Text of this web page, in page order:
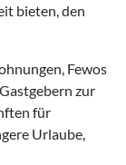
bieten, den
Fewos
zur
für
Urlaube,